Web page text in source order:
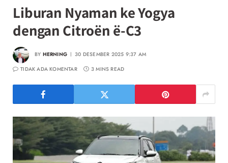
Liburan Nyaman ke Yogya
dengan Citroën ë-C3
BY HERNING
30 DESEMBER 2025 9:37 AM
TIDAK ADA KOMENTAR
3 MINS READ